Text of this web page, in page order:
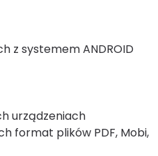
z systemem ANDROID
urządzeniach
format plików PDF, Mobi,